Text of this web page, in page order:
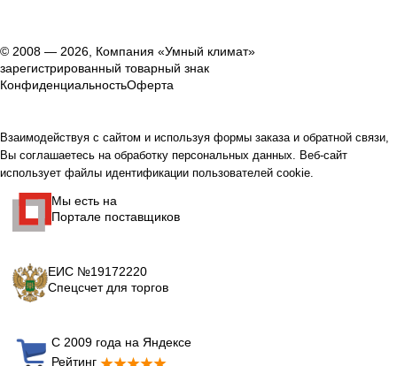
© 2008 — 2026, Компания «Умный климат»
зарегистрированный товарный знак
КонфиденциальностьОферта
Взаимодействуя с сайтом и используя формы заказа и обратной связи,
Вы соглашаетесь на обработку персональных данных. Веб-сайт
использует файлы идентификации пользователей cookie.
Мы есть на
Портале поставщиков
ЕИС №19172220
Спецсчет для торгов
С 2009 года на Яндексе
Рейтинг